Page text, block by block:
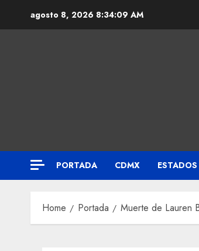
agosto 8, 2026 8:34:10 AM
PORTADA CDMX ESTADOS
Home Portada Muerte de Lauren